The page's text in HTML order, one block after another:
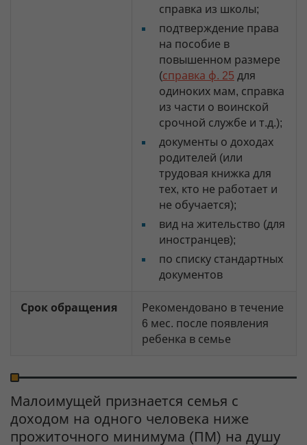
справка из школы;
подтверждение права
на пособие в
повышенном размере
(справка ф. 25 для
одиноких мам, справка
из части о воинской
срочной службе и т.д.);
документы о доходах
родителей (или
трудовая книжка для
тех, кто не работает и
не обучается);
вид на жительство (для
иностранцев);
по списку стандартных
документов
Срок обращения
Рекомендовано в течение
6 мес. после появления
ребенка в семье
Малоимущей признается семья с
доходом на одного человека ниже
прожиточного минимума (ПМ) на душу